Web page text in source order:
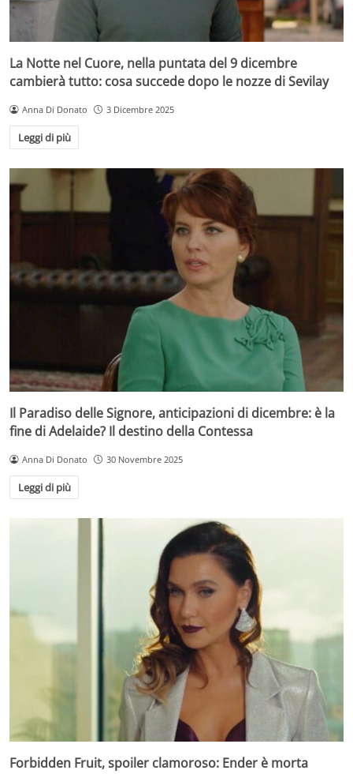
La Notte nel Cuore, nella puntata del 9 dicembre
cambierà tutto: cosa succede dopo le nozze di Sevilay
Anna Di Donato 3 Dicembre 2025
Leggi di più
Il Paradiso delle Signore, anticipazioni di dicembre: è la
fine di Adelaide? Il destino della Contessa
Anna Di Donato 30 Novembre 2025
Leggi di più
Forbidden Fruit, spoiler clamoroso: Ender è morta